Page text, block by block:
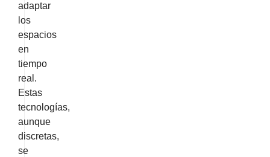
adaptar
los
espacios
en
tiempo
real.
Estas
tecnologías,
aunque
discretas,
se